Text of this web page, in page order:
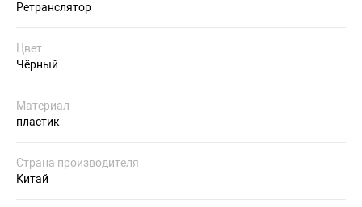
Ретранслятор
Цвет
Чёрный
Материал
пластик
Страна производителя
Китай